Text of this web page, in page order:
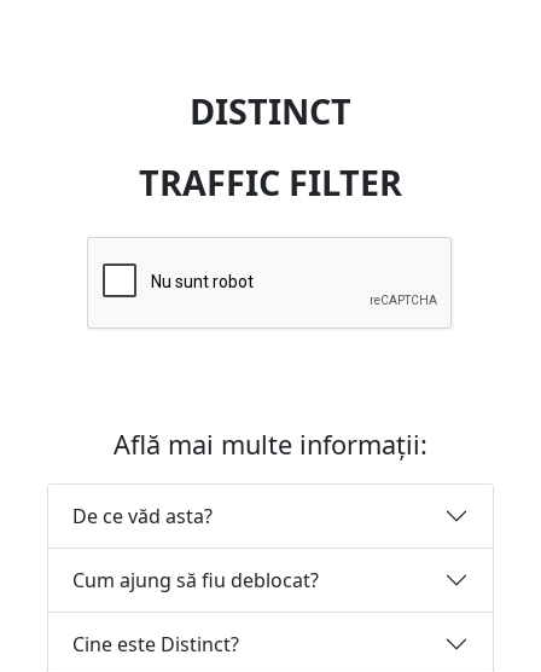
DISTINCT
TRAFFIC FILTER
Află mai multe informații:
De ce văd asta?
Cum ajung să fiu deblocat?
Cine este Distinct?